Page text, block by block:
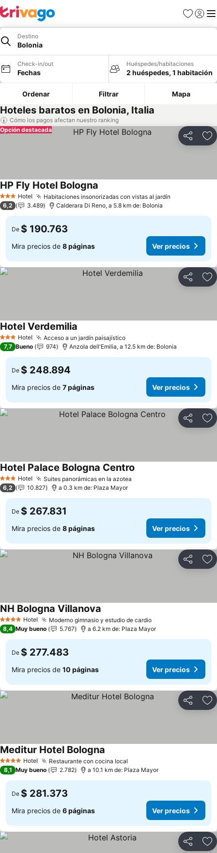
Favoritos
Iniciar
Destino
Bolonia
Check-in/out
Fechas
Huéspedes/habitaciones
2 huéspedes, 1 habitación
Ordenar Filtrar Mapa
Hoteles baratos en Bolonia, Italia
Cómo los pagos afectan nuestro ranking
Compartir
Opción destacada
3 Estrellas
Hotel Habitaciones insonorizadas con vistas al jardín
HP Fly Hotel Bologna
6,2 3.489 Calderara Di Reno, a 5.8 km de: Bolonia
De $ 190.763
Mira precios de 8 páginas Ver precios
Compartir
3 Estrellas
Hotel Acceso a un jardín paisajísticoVer precios
Hotel Verdemilia
7,7 Bueno 974 Anzola dell'Emilia, a 12.5 km de: Bolonia
De $ 248.894
Mira precios de 7 páginas Ver precios
Compartir
3 Estrellas
Hotel Suites panorámicas en la azotea
Hotel Palace Bologna Centro
6,2 10.827 a 0.3 km de: Plaza Mayor
De $ 267.831
Mira precios de 8 páginas Ver precios
Compartir
4 EstrellasHotel Moderno gimnasio y estudio de cardioVer precios
NH Bologna Villanova
8,4 Muy bueno 5.767 a 6.2 km de: Plaza Mayor
De $ 277.483
Mira precios de 10 páginas Ver precios
Compartir
4 EstrellasHotel Restaurante con cocina local
Meditur Hotel Bologna
8,1 Muy bueno 2.782 a 10.1 km de: Plaza Mayor
De $ 281.373
Mira precios de 6 páginas Ver precios
Compartir